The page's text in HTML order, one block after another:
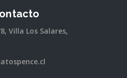
Villa Los Salares,